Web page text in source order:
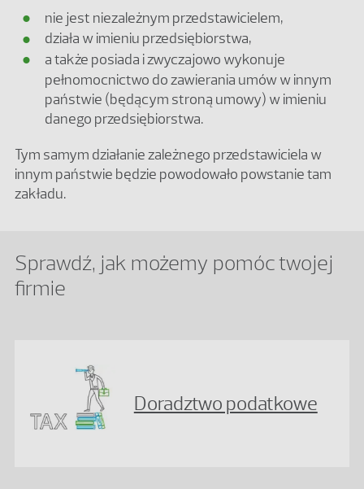
nie jest niezależnym przedstawicielem,
działa w imieniu przedsiębiorstwa,
a także posiada i zwyczajowo wykonuje
pełnomocnictwo do zawierania umów w innym
państwie (będącym stroną umowy) w imieniu
danego przedsiębiorstwa.
Tym samym działanie zależnego przedstawiciela w
innym państwie będzie powodowało powstanie tam
zakładu.
Sprawdź, jak możemy pomóc twojej
firmie
Doradztwo podatkowe